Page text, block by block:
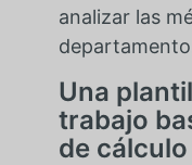
analizar las
Una
trabajo
de